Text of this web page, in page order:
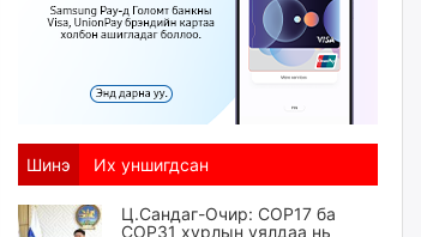
Шинэ Их уншигдсан
Ц.Сандаг-Очир: COP17 ба
COP31 хурлын уялдаа нь